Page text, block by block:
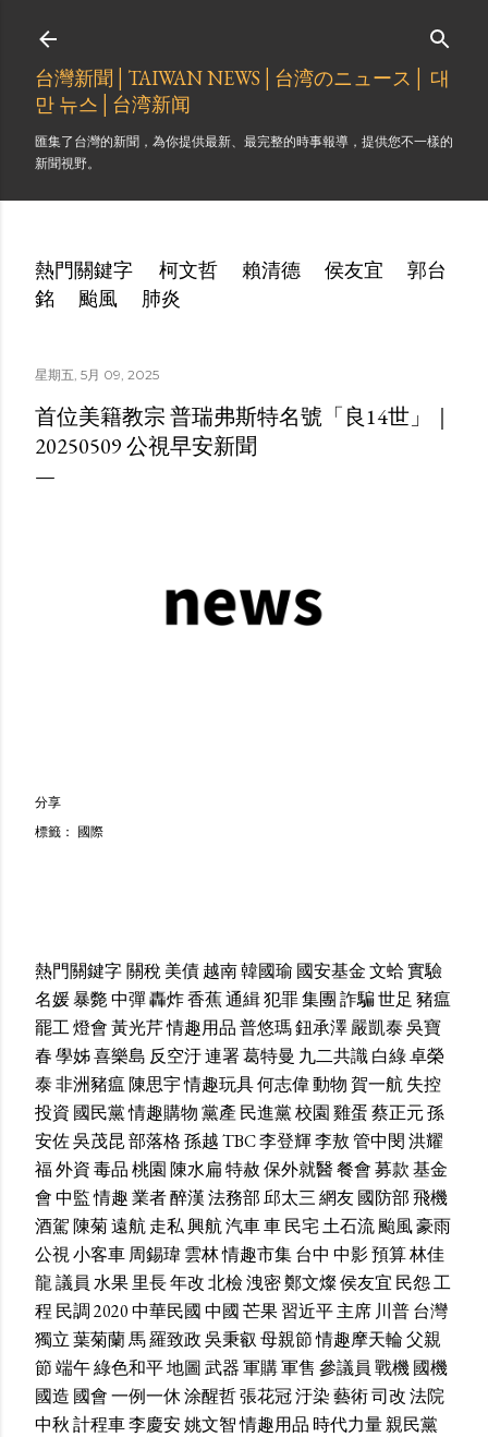
台灣新聞│TAIWAN NEWS│台湾のニュース│ 대
만 뉴스│台湾新闻
匯集了台灣的新聞，為你提供最新、最完整的時事報導，提供您不一樣的
新聞視野。
熱門關鍵字 柯文哲 賴清德 侯友宜
郭台
銘
颱風 肺炎
星期五, 5月 09, 2025
首位美籍教宗 普瑞弗斯特名號「良14世」｜
20250509 公視早安新聞
分享
標籤： 國際
熱門關鍵字關稅美債越南韓國瑜 國安基金文蛤實驗
名媛暴斃中彈轟炸香蕉通緝犯罪集團詐騙世足 豬瘟
罷工燈會黃光芹情趣用品普悠瑪鈕承澤嚴凱泰吳寶
春學姊喜樂島 反空汙連署葛特曼 九二共識白綠卓榮
泰非洲豬瘟陳思宇情趣玩具何志偉動物賀一航失控
投資 國民黨情趣購物黨產 民進黨校園雞蛋蔡正元孫
安佐吳茂昆部落格孫越TBC李登輝李敖管中閔洪耀
福外資毒品桃園陳水扁特赦保外就醫餐會募款基金
會中監情趣業者醉漢法務部邱太三網友國防部飛機
酒駕陳菊遠航走私興航汽車車民宅土石流颱風豪雨
公視小客車周錫瑋雲林情趣市集台中 中影預算林佳
龍議員 水果里長年改北檢洩密鄭文燦侯友宜 民怨工
程 民調2020中華民國中國芒果習近平主席 川普台灣
獨立葉菊蘭馬羅致政吳秉叡母親節情趣摩天輪父親
節端午綠色和平地圖武器軍購軍售 參議員 戰機國機
國造 國會一例一休涂醒哲張花冠汙染藝術司改法院
中秋計程車李慶安姚文智情趣用品 時代力量親民黨